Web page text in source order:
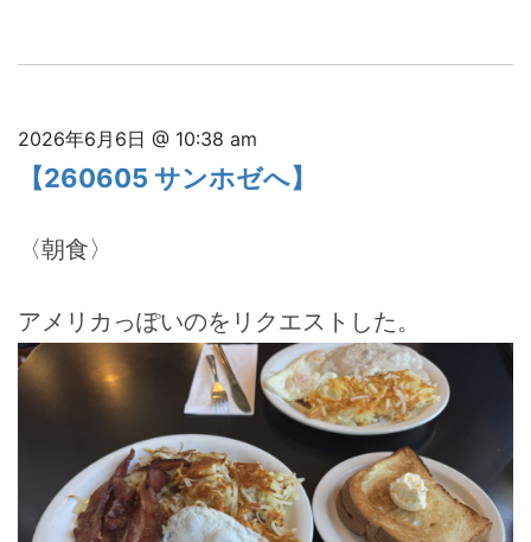
2026年6月6日 @ 10:38 am
【260605 サンホゼへ】
〈朝食〉
アメリカっぽいのをリクエストした。